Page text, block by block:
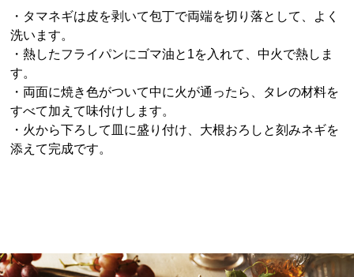
・タマネギは皮を剥いて包丁で両端を切り落として、よく
洗います。
・熱したフライパンにゴマ油と1を入れて、中火で熱しま
す。
・両面に焼き色がついて中に火が通ったら、タレの材料を
すべて加えて味付けします。
・火から下ろして皿に盛り付け、大根おろしと刻みネギを
添えて完成です。